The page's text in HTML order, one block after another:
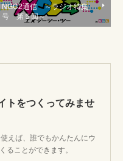
NGC2通信 ～ラジオ特集
号 第５回～
トをつくってみませ
えば、誰でもかんたんにウ
ることができます。